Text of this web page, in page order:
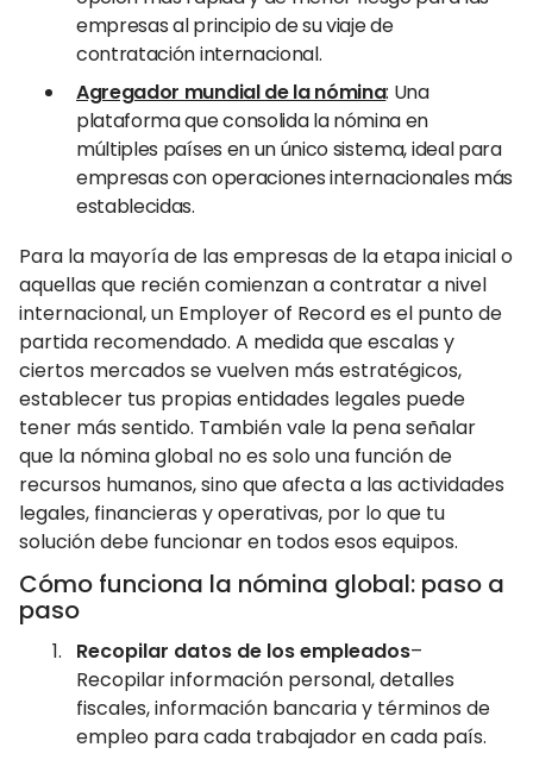
empresas al principio de su viaje de
contratación internacional.
Agregador mundial de la nómina: Una
plataforma que consolida la nómina en
múltiples países en un único sistema, ideal para
empresas con operaciones internacionales más
establecidas.
Para la mayoría de las empresas de la etapa inicial o
aquellas que recién comienzan a contratar a nivel
internacional, un Employer of Record es el punto de
partida recomendado. A medida que escalas y
ciertos mercados se vuelven más estratégicos,
establecer tus propias entidades legales puede
tener más sentido. También vale la pena señalar
que la nómina global no es solo una función de
recursos humanos, sino que afecta a las actividades
legales, financieras y operativas, por lo que tu
solución debe funcionar en todos esos equipos.
Cómo funciona la nómina global: paso a
paso
Recopilar datos de los empleados–
Recopilar información personal, detalles
fiscales, información bancaria y términos de
empleo para cada trabajador en cada país.